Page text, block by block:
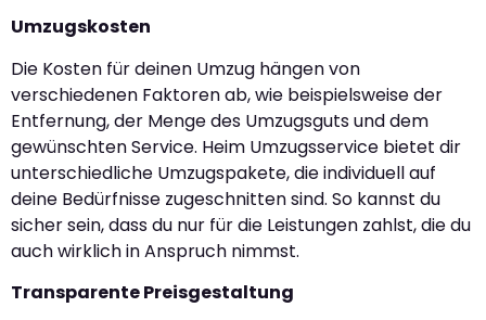
Umzugskosten
Die Kosten für deinen Umzug hängen von
verschiedenen Faktoren ab, wie beispielsweise der
Entfernung, der Menge des Umzugsguts und dem
gewünschten Service. Heim Umzugsservice bietet dir
unterschiedliche Umzugspakete, die individuell auf
deine Bedürfnisse zugeschnitten sind. So kannst du
sicher sein, dass du nur für die Leistungen zahlst, die du
auch wirklich in Anspruch nimmst.
Transparente Preisgestaltung